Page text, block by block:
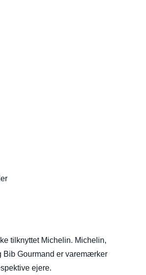
tilknyttet Michelin. Michelin,
Bib Gourmand er varemærker
ejere.